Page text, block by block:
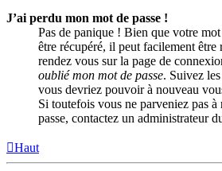
J’ai perdu mon mot de passe !
Pas de panique ! Bien que votre mot
être récupéré, il peut facilement
rendez vous sur la page de
oublié mon mot de passe. Suivez
vous devriez pouvoir à nouveau
Si toutefois vous ne parveniez pas
passe, contactez un administrateur
Haut